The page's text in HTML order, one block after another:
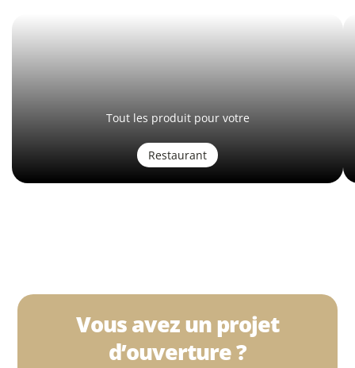
Tout les produit pour votre
Restaurant
Vous avez un projet
d’ouverture ?